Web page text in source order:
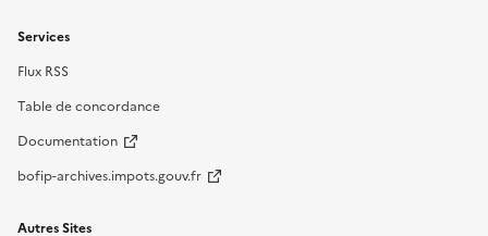
Services
Flux RSS
Table de concordance
Documentation
bofip-archives.impots.gouv.fr
Autres Sites